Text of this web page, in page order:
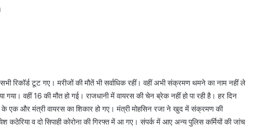
र‍िकॉर्ड टूट गए। मरीजों की मौतें भी सर्वाधि‍क रहीं। वहीं अभी संक्रमण थमने का नाम नहीं ले
गया। वहीं 16 की मौत हो गई। राजधानी में वायरस की चेन ब्रेक नहीं हो पा रही है। हर दि‍न
के एक और मंत्री वायरस का शि‍कार हो गए। मंत्री मोहसि‍न रजा ने खुद में संक्रमण की
कठेरि‍या व दो सि‍पाही कोरोना की गि‍रफ्त में आ गए। संपर्क में आए अन्य पुलि‍स कर्म‍ियों की जांच